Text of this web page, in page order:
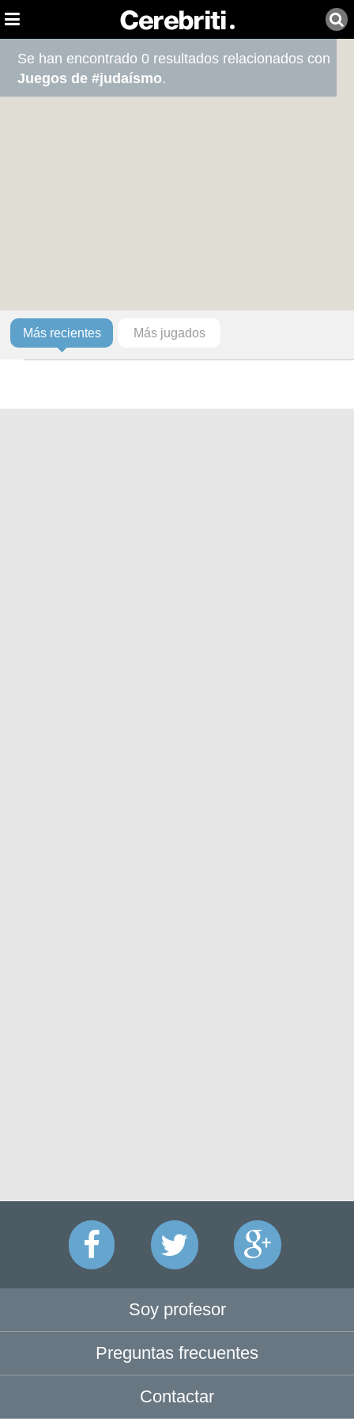
Se han encontrado 0 resultados relacionados con
Juegos de #judaísmo.
Más recientes Más jugados
Soy profesor
Preguntas frecuentes
Contactar